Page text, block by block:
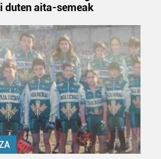
duten aita-semeak